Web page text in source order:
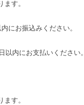
す。
にお振込みください。
以内にお支払いください。
す。